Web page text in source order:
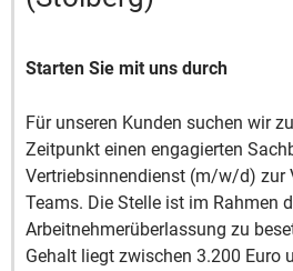
Starten Sie mit uns durch
Für unseren Kunden suchen wir
Zeitpunkt einen engagierten
Vertriebsinnendienst (m/w/d) zur
Teams. Die Stelle ist im Rahmen
Arbeitnehmerüberlassung zu
Gehalt liegt zwischen 3.200 Euro